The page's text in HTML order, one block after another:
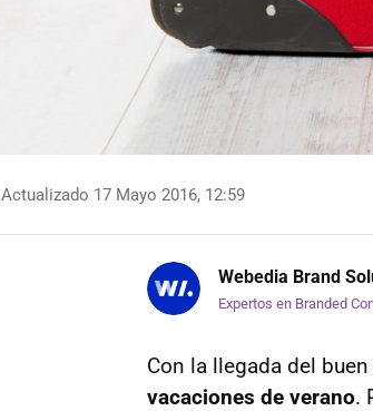
Actualizado 17 Mayo 2016, 12:59
Webedia Brand
Expertos en Branded
Con la llegada del
vacaciones de verano.